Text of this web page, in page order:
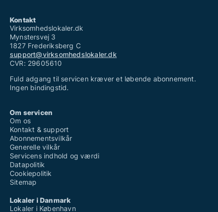
Kontakt
Virksomhedslokaler.dk
Mynstersvej 3
1827 Frederiksberg C
support@virksomhedslokaler.dk
CVR: 29605610
Fuld adgang til servicen kræver et løbende abonnement.
Ingen bindingstid.
Om servicen
Om os
Kontakt & support
Abonnementsvilkår
Generelle vilkår
Servicens indhold og værdi
Datapolitik
Cookiepolitik
Sitemap
Lokaler i Danmark
Lokaler i København